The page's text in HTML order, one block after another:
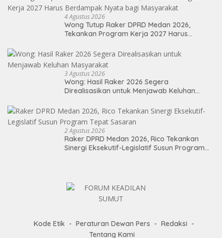
4 Agustus 2026
Wong Tutup Raker DPRD Medan 2026,
Tekankan Program Kerja 2027 Harus
3 Agustus 2026
Wong: Hasil Raker 2026 Segera
Direalisasikan untuk Menjawab Keluhan
2 Agustus 2026
Raker DPRD Medan 2026, Rico Tekankan
Sinergi Eksekutif-Legislatif Susun Program
Kode Etik Peraturan Dewan Pers
Redaksi
Tentang Kami